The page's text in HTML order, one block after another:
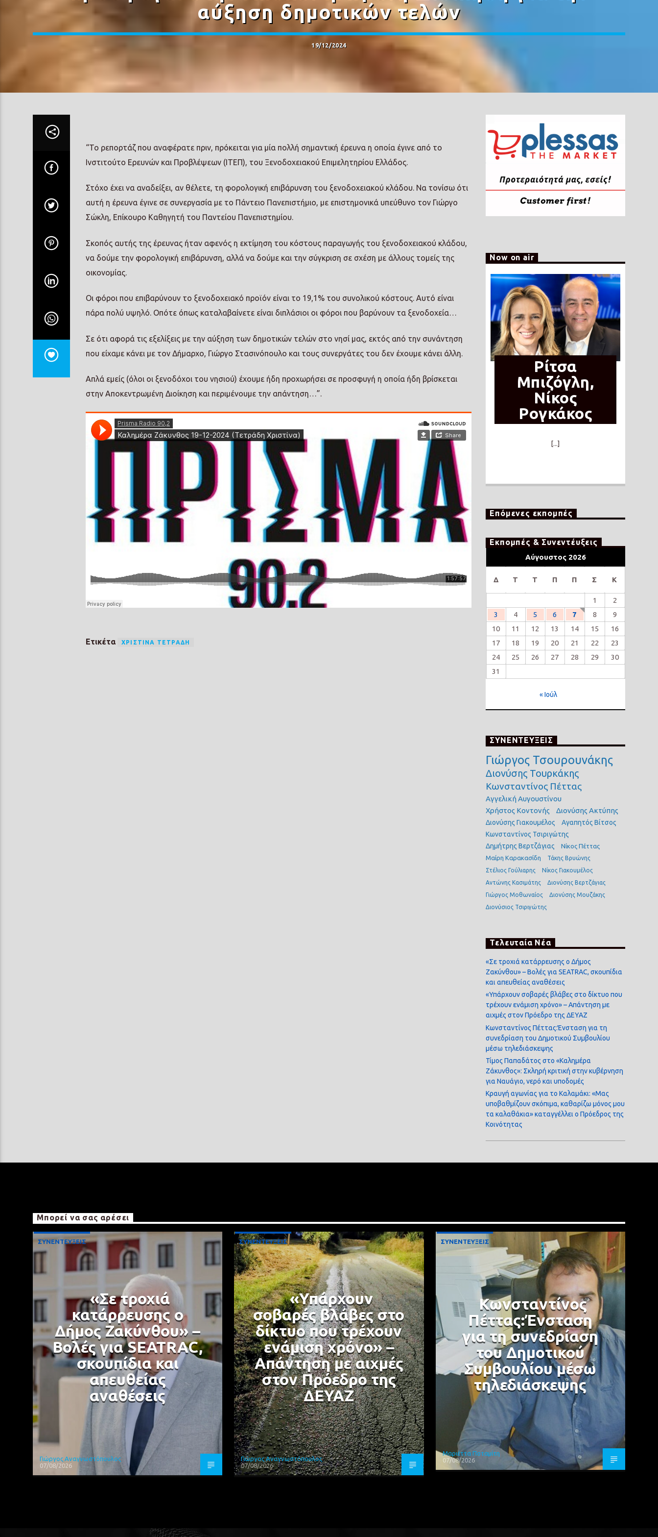
αύξηση δημοτικών τελών
19/12/2024
“Το ρεπορτάζ που αναφέρατε πριν, πρόκειται για μία πολλή σημαντική έρευνα η οποία έγινε από το
Ινστιτούτο Ερευνών και Προβλέψεων (ΙΤΕΠ), του Ξενοδοχειακού Επιμελητηρίου Ελλάδος.
Στόχο έχει να αναδείξει, αν θέλετε, τη φορολογική επιβάρυνση του ξενοδοχειακού κλάδου. Να τονίσω ότι
αυτή η έρευνα έγινε σε συνεργασία με το Πάντειο Πανεπιστήμιο, με επιστημονικά υπεύθυνο τον Γιώργο
Σώκλη, Επίκουρο Καθηγητή του Παντείου Πανεπιστημίου.
Σκοπός αυτής της έρευνας ήταν αφενός η εκτίμηση του κόστους παραγωγής του ξενοδοχειακού κλάδου,
να δούμε την φορολογική επιβάρυνση, αλλά να δούμε και την σύγκριση σε σχέση με άλλους τομείς της
οικονομίας.
Οι φόροι που επιβαρύνουν το ξενοδοχειακό προϊόν είναι το 19,1% του συνολικού κόστους. Αυτό είναι
πάρα πολύ υψηλό. Οπότε όπως καταλαβαίνετε είναι διπλάσιοι οι φόροι που βαρύνουν τα ξενοδοχεία…
Σε ότι αφορά τις εξελίξεις με την αύξηση των δημοτικών τελών στο νησί μας, εκτός από την συνάντηση
που είχαμε κάνει με τον Δήμαρχο, Γιώργο Στασινόπουλο και τους συνεργάτες του δεν έχουμε κάνει άλλη.
Απλά εμείς (όλοι οι ξενοδόχοι του νησιού) έχουμε ήδη προχωρήσει σε προσφυγή η οποία ήδη βρίσκεται
στην Αποκεντρωμένη Διοίκηση και περιμένουμε την απάντηση…”.
Ετικέτα ΧΡΙΣΤΊΝΑ ΤΕΤΡΆΔΗ
Now on air
Ρίτσα
Μπιζόγλη,
Νίκος
Ρογκάκος
[...]
Επόμενες εκπομπές
Εκπομπές & Συνεντέυξεις
Αύγουστος 2026
Δ Τ Τ Π Π Σ Κ
1
2
3
4 5 6 7 8
9
10
11 12 13 14 15
16
17
18 19 20 21 22
23
24
25 26 27 28 29
30
31
« Ιούλ
ΣΥΝΕΝΤΕΥΞΕΙΣ
Γιώργος Τσουρουνάκης
Διονύσης Τουρκάκης
Κωνσταντίνος Πέττας
Αγγελική Αυγουστίνου
Χρήστος Κοντονής
Διονύσης Ακτύπης
Διονύσης Γιακουμέλος
Αγαπητός Βίτσος
Κωνσταντίνος Τσιριγώτης
Δημήτρης Βερτζάγιας
Νίκος Πέττας
Μαίρη Καρακασίδη
Τάκης Βρυώνης
Στέλιος Γούλιαρης
Νίκος Γιακουμέλος
Αντώνης Κασιμάτης
Διονύσης Βερτζάγιας
Γιώργος Μοθωναίος
Διονύσης Μουζάκης
Διονύσιος Τσιριγώτης
Τελευταία Νέα
«Σε τροχιά κατάρρευσης ο Δήμος
Ζακύνθου» – Βολές για SEATRAC, σκουπίδια
και απευθείας αναθέσεις
«Υπάρχουν σοβαρές βλάβες στο δίκτυο που
τρέχουν ενάμιση χρόνο» – Απάντηση με
αιχμές στον Πρόεδρο της ΔΕΥΑΖ
Κωνσταντίνος Πέττας:Ένσταση για τη
συνεδρίαση του Δημοτικού Συμβουλίου
μέσω τηλεδιάσκεψης
Τίμος Παπαδάτος στο «Καλημέρα
Ζάκυνθος»: Σκληρή κριτική στην κυβέρνηση
για Ναυάγιο, νερό και υποδομές
Κραυγή αγωνίας για το Καλαμάκι: «Μας
υποβαθμίζουν σκόπιμα, καθαρίζω μόνος μου
τα καλαθάκια» καταγγέλλει ο Πρόεδρος της
Κοινότητας
Μπορεί να σας αρέσει
ΣΥΝΕΝΤΕΥΞΕΙΣ
«Σε τροχιά
κατάρρευσης ο
Δήμος Ζακύνθου» –
Βολές για SEATRAC,
σκουπίδια και
απευθείας
αναθέσεις
Γιώργος Αναγνωστόπουλος
07/08/2026
ΣΥΝΕΝΤΕΥΞΕΙΣ
«Υπάρχουν
σοβαρές βλάβες στο
δίκτυο που τρέχουν
ενάμιση χρόνο» –
Απάντηση με αιχμές
στον Πρόεδρο της
ΔΕΥΑΖ
Γιώργος Αναγνωστόπουλος
07/08/2026
ΣΥΝΕΝΤΕΥΞΕΙΣ
Κωνσταντίνος
Πέττας:Ένσταση
για τη συνεδρίαση
του Δημοτικού
Συμβουλίου μέσω
τηλεδιάσκεψης
Μαριέττα Ποταμίτη
07/08/2026